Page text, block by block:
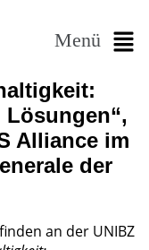
Menü
Alliance im
der
an der UNIBZ